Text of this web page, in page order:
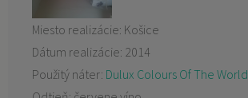
Miesto realizácie: Košice
Dátum realizácie: 2014
Použitý náter: Dulux Colours Of The World